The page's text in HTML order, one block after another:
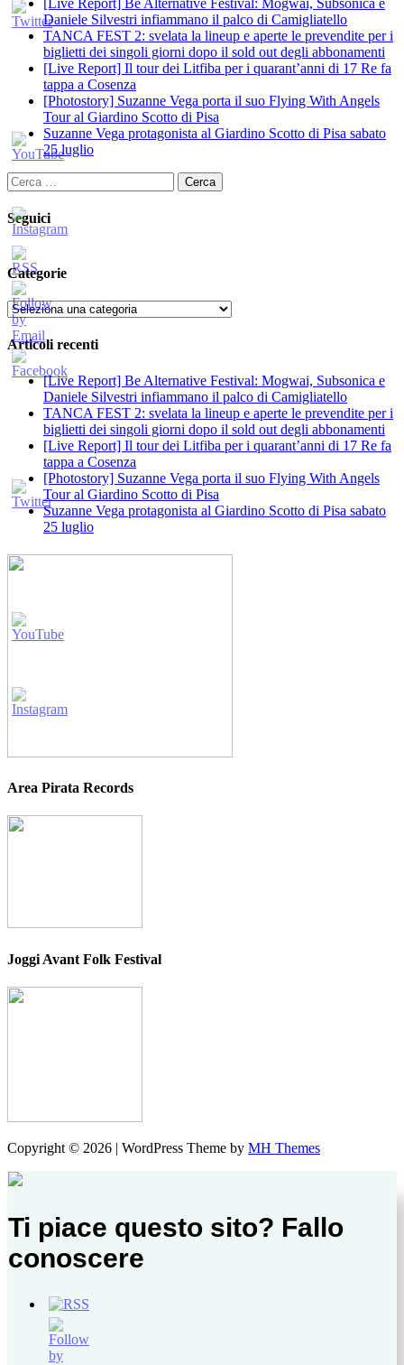
[Live Report] Be Alternative Festival: Mogwai, Subsonica e
Daniele Silvestri infiammano il palco di Camigliatello
TANCA FEST 2: svelata la lineup e aperte le prevendite per i
biglietti dei singoli giorni dopo il sold out degli abbonamenti
[Live Report] Il tour dei Litfiba per i quarant’anni di 17 Re fa
tappa a Cosenza
[Photostory] Suzanne Vega porta il suo Flying With Angels
Tour al Giardino Scotto di Pisa
Suzanne Vega protagonista al Giardino Scotto di Pisa sabato
25 luglio
Ricerca
per:
Seguici
Categorie
Categorie
Articoli recenti
[Live Report] Be Alternative Festival: Mogwai, Subsonica e
Daniele Silvestri infiammano il palco di Camigliatello
TANCA FEST 2: svelata la lineup e aperte le prevendite per i
biglietti dei singoli giorni dopo il sold out degli abbonamenti
[Live Report] Il tour dei Litfiba per i quarant’anni di 17 Re fa
tappa a Cosenza
[Photostory] Suzanne Vega porta il suo Flying With Angels
Tour al Giardino Scotto di Pisa
Suzanne Vega protagonista al Giardino Scotto di Pisa sabato
25 luglio
Area Pirata Records
Joggi Avant Folk Festival
Copyright © 2026 | WordPress Theme by MH Themes
Ti piace questo sito? Fallo
conoscere